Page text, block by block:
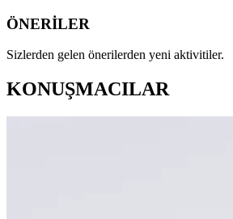
ÖNERİLER
Sizlerden gelen önerilerden yeni aktivitiler.
KONUŞMACILAR